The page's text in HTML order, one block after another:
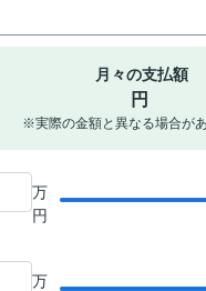
月々の支払額
円
※実際の金額と異なる場合があ
万
円
万